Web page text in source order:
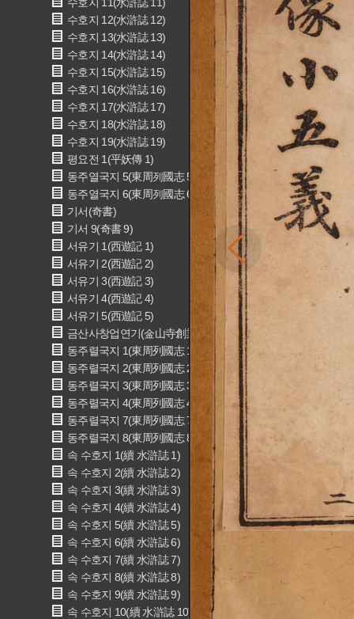
수호지 12(水滸誌 12)
수호지 13(水滸誌 13)
수호지 14(水滸誌 14)
수호지 15(水滸誌 15)
수호지 16(水滸誌 16)
수호지 17(水滸誌 17)
수호지 18(水滸誌 18)
수호지 19(水滸誌 19)
평요전 1(平妖傳 1)
동주열국지 5(東周列國志 5)
동주열국지 6(東周列國志 6)
기서(奇書)
기서 9(奇書 9)
서유기 1(西遊記 1)
서유기 2(西遊記 2)
서유기 3(西遊記 3)
서유기 4(西遊記 4)
서유기 5(西遊記 5)
금산사창업연기(金山寺創業宴記)
동주렬국지 1(東周列國志 1)
동주렬국지 2(東周列國志 2)
동주렬국지 3(東周列國志 3)
동주렬국지 4(東周列國志 4)
동주렬국지 7(東周列國志 7)
동주렬국지 8(東周列國志 8)
속 수호지 1(續 水滸誌 1)
속 수호지 2(續 水滸誌 2)
속 수호지 3(續 水滸誌 3)
속 수호지 4(續 水滸誌 4)
속 수호지 5(續 水滸誌 5)
속 수호지 6(續 水滸誌 6)
속 수호지 7(續 水滸誌 7)
속 수호지 8(續 水滸誌 8)
속 수호지 9(續 水滸誌 9)
속 수호지 10(續 水滸誌 10)